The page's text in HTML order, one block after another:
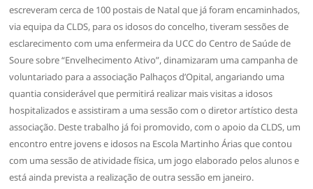
escreveram cerca de 100 postais de Natal que já foram encaminhados,
via equipa da CLDS, para os idosos do concelho, tiveram sessões de
esclarecimento com uma enfermeira da UCC do Centro de Saúde de
Soure sobre “Envelhecimento Ativo”, dinamizaram uma campanha de
voluntariado para a associação Palhaços d’Opital, angariando uma
quantia considerável que permitirá realizar mais visitas a idosos
hospitalizados e assistiram a uma sessão com o diretor artístico desta
associação. Deste trabalho já foi promovido, com o apoio da CLDS, um
encontro entre jovens e idosos na Escola Martinho Árias que contou
com uma sessão de atividade física, um jogo elaborado pelos alunos e
está ainda prevista a realização de outra sessão em janeiro.